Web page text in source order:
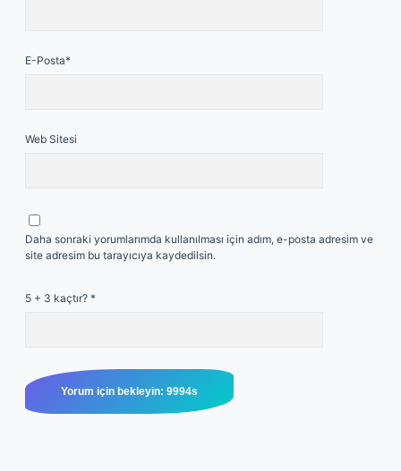
E-Posta*
Web Sitesi
Daha sonraki yorumlarımda kullanılması için adım, e-posta adresim ve
site adresim bu tarayıcıya kaydedilsin.
5 + 3 kaçtır? *